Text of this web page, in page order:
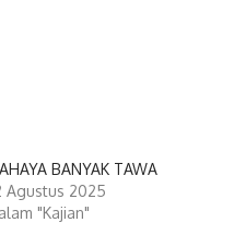
BANYAK TAWA
Agustus 2025
"Kajian"